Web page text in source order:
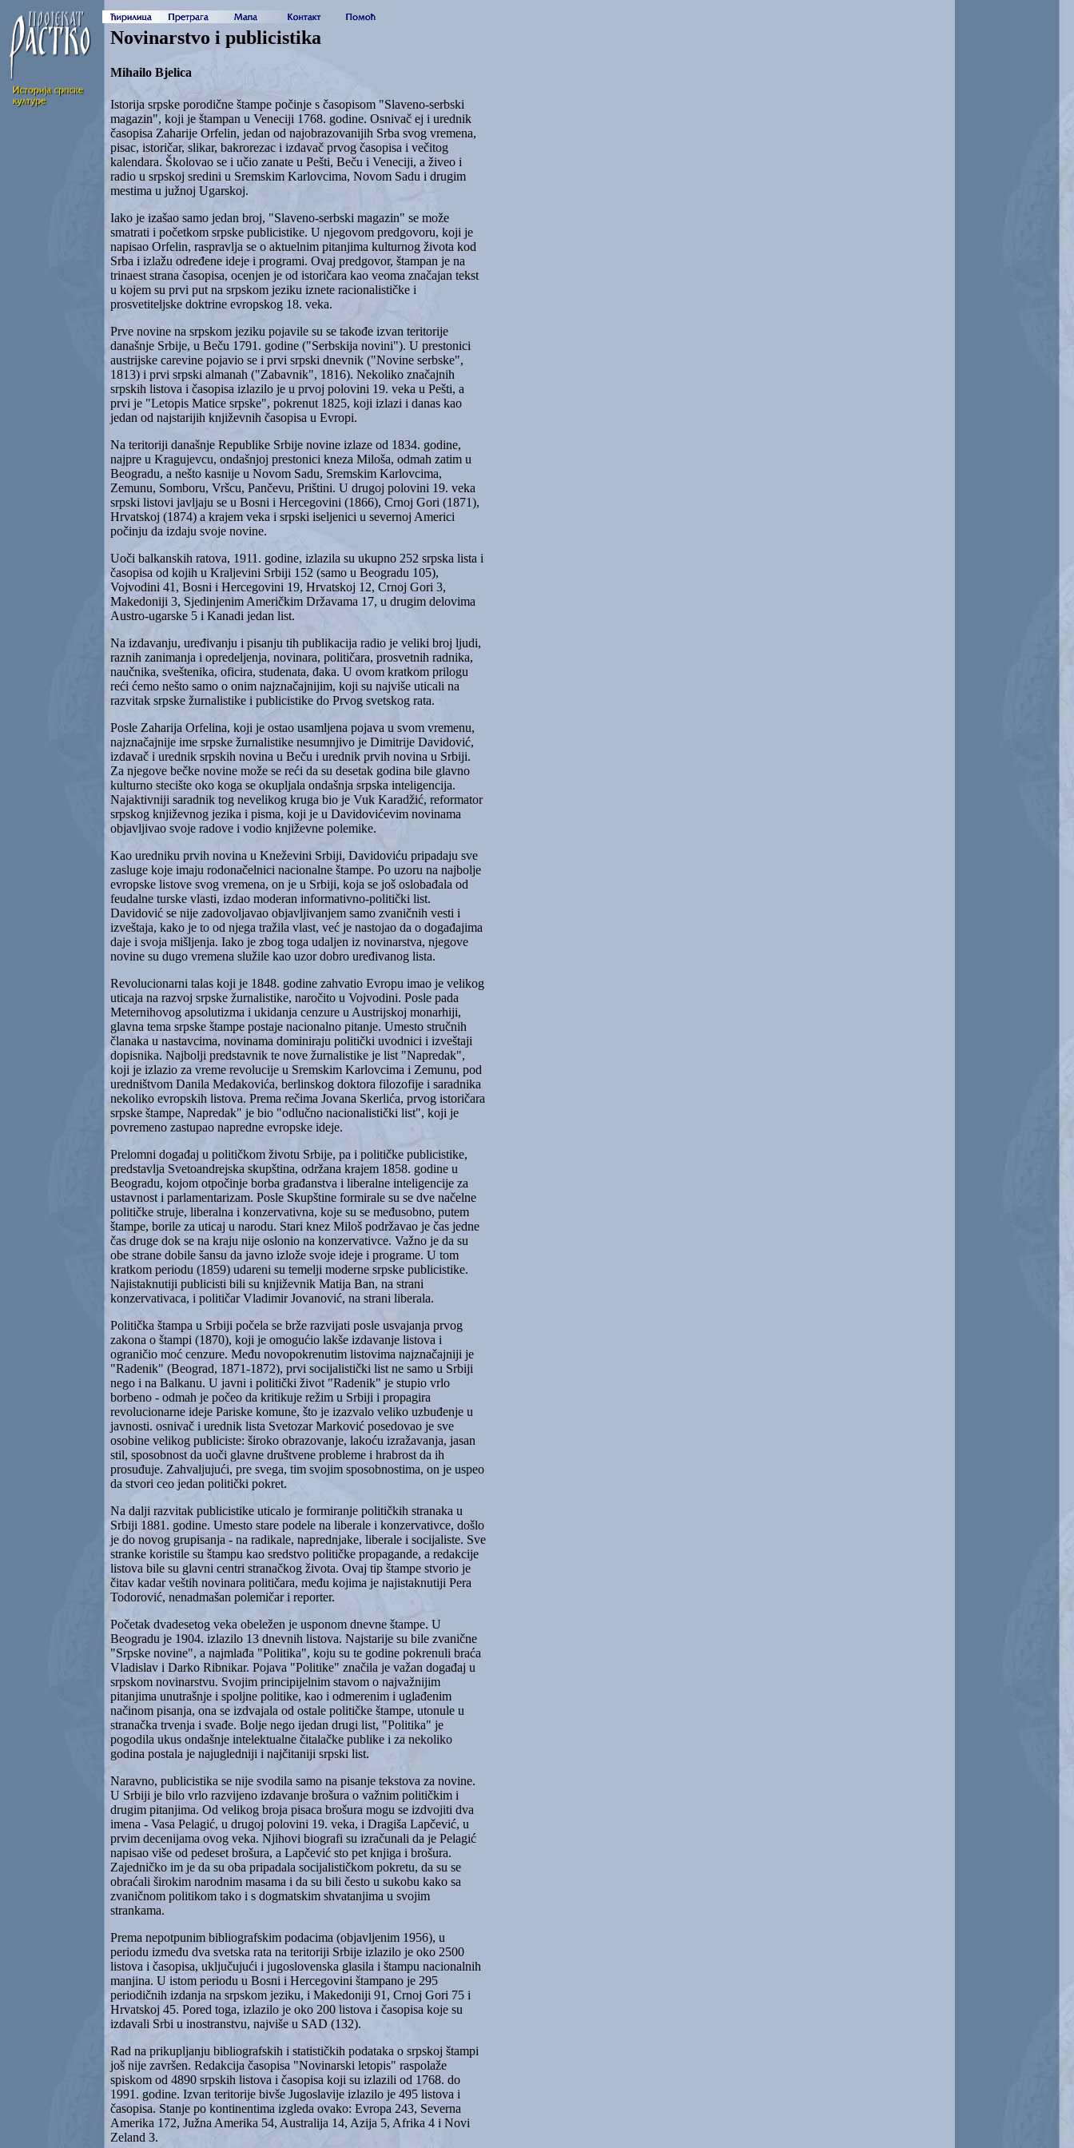
Novinarstvo i publicistika
Mihailo Bjelica
Istorija srpske porodične štampe počinje s časopisom "Slaveno-serbski
magazin", koji je štampan u Veneciji 1768. godine. Osnivač ej i urednik
časopisa Zaharije Orfelin, jedan od najobrazovanijih Srba svog vremena,
pisac, istoričar, slikar, bakrorezac i izdavač prvog časopisa i večitog
kalendara. Školovao se i učio zanate u Pešti, Beču i Veneciji, a živeo i
radio u srpskoj sredini u Sremskim Karlovcima, Novom Sadu i drugim
mestima u južnoj Ugarskoj.
Iako je izašao samo jedan broj, "Slaveno-serbski magazin" se može
smatrati i početkom srpske publicistike. U njegovom predgovoru, koji je
napisao Orfelin, raspravlja se o aktuelnim pitanjima kulturnog života kod
Srba i izlažu određene ideje i programi. Ovaj predgovor, štampan je na
trinaest strana časopisa, ocenjen je od istoričara kao veoma značajan tekst
u kojem su prvi put na srpskom jeziku iznete racionalističke i
prosvetiteljske doktrine evropskog 18. veka.
Prve novine na srpskom jeziku pojavile su se takođe izvan teritorije
današnje Srbije, u Beču 1791. godine ("Serbskija novini"). U prestonici
austrijske carevine pojavio se i prvi srpski dnevnik ("Novine serbske",
1813) i prvi srpski almanah ("Zabavnik", 1816). Nekoliko značajnih
srpskih listova i časopisa izlazilo je u prvoj polovini 19. veka u Pešti, a
prvi je "Letopis Matice srpske", pokrenut 1825, koji izlazi i danas kao
jedan od najstarijih književnih časopisa u Evropi.
Na teritoriji današnje Republike Srbije novine izlaze od 1834. godine,
najpre u Kragujevcu, ondašnjoj prestonici kneza Miloša, odmah zatim u
Beogradu, a nešto kasnije u Novom Sadu, Sremskim Karlovcima,
Zemunu, Somboru, Vršcu, Pančevu, Prištini. U drugoj polovini 19. veka
srpski listovi javljaju se u Bosni i Hercegovini (1866), Crnoj Gori (1871),
Hrvatskoj (1874) a krajem veka i srpski iseljenici u severnoj Americi
počinju da izdaju svoje novine.
Uoči balkanskih ratova, 1911. godine, izlazila su ukupno 252 srpska lista i
časopisa od kojih u Kraljevini Srbiji 152 (samo u Beogradu 105),
Vojvodini 41, Bosni i Hercegovini 19, Hrvatskoj 12, Crnoj Gori 3,
Makedoniji 3, Sjedinjenim Američkim Državama 17, u drugim delovima
Austro-ugarske 5 i Kanadi jedan list.
Na izdavanju, uređivanju i pisanju tih publikacija radio je veliki broj ljudi,
raznih zanimanja i opredeljenja, novinara, političara, prosvetnih radnika,
naučnika, sveštenika, oficira, studenata, đaka. U ovom kratkom prilogu
reći ćemo nešto samo o onim najznačajnijim, koji su najviše uticali na
razvitak srpske žurnalistike i publicistike do Prvog svetskog rata.
Posle Zaharija Orfelina, koji je ostao usamljena pojava u svom vremenu,
najznačajnije ime srpske žurnalistike nesumnjivo je Dimitrije Davidović,
izdavač i urednik srpskih novina u Beču i urednik prvih novina u Srbiji.
Za njegove bečke novine može se reći da su desetak godina bile glavno
kulturno stecište oko koga se okupljala ondašnja srpska inteligencija.
Najaktivniji saradnik tog nevelikog kruga bio je Vuk Karadžić, reformator
srpskog književnog jezika i pisma, koji je u Davidovićevim novinama
objavljivao svoje radove i vodio književne polemike.
Kao uredniku prvih novina u Kneževini Srbiji, Davidoviću pripadaju sve
zasluge koje imaju rodonačelnici nacionalne štampe. Po uzoru na najbolje
evropske listove svog vremena, on je u Srbiji, koja se još oslobađala od
feudalne turske vlasti, izdao moderan informativno-politički list.
Davidović se nije zadovoljavao objavljivanjem samo zvaničnih vesti i
izveštaja, kako je to od njega tražila vlast, već je nastojao da o događajima
daje i svoja mišljenja. Iako je zbog toga udaljen iz novinarstva, njegove
novine su dugo vremena služile kao uzor dobro uređivanog lista.
Revolucionarni talas koji je 1848. godine zahvatio Evropu imao je velikog
uticaja na razvoj srpske žurnalistike, naročito u Vojvodini. Posle pada
Meternihovog apsolutizma i ukidanja cenzure u Austrijskoj monarhiji,
glavna tema srpske štampe postaje nacionalno pitanje. Umesto stručnih
članaka u nastavcima, novinama dominiraju politički uvodnici i izveštaji
dopisnika. Najbolji predstavnik te nove žurnalistike je list "Napredak",
koji je izlazio za vreme revolucije u Sremskim Karlovcima i Zemunu, pod
uredništvom Danila Medakovića, berlinskog doktora filozofije i saradnika
nekoliko evropskih listova. Prema rečima Jovana Skerlića, prvog istoričara
srpske štampe, Napredak" je bio "odlučno nacionalistički list", koji je
povremeno zastupao napredne evropske ideje.
Prelomni događaj u političkom životu Srbije, pa i političke publicistike,
predstavlja Svetoandrejska skupština, održana krajem 1858. godine u
Beogradu, kojom otpočinje borba građanstva i liberalne inteligencije za
ustavnost i parlamentarizam. Posle Skupštine formirale su se dve načelne
političke struje, liberalna i konzervativna, koje su se međusobno, putem
štampe, borile za uticaj u narodu. Stari knez Miloš podržavao je čas jedne
čas druge dok se na kraju nije oslonio na konzervativce. Važno je da su
obe strane dobile šansu da javno izlože svoje ideje i programe. U tom
kratkom periodu (1859) udareni su temelji moderne srpske publicistike.
Najistaknutiji publicisti bili su književnik Matija Ban, na strani
konzervativaca, i političar Vladimir Jovanović, na strani liberala.
Politička štampa u Srbiji počela se brže razvijati posle usvajanja prvog
zakona o štampi (1870), koji je omogućio lakše izdavanje listova i
ograničio moć cenzure. Među novopokrenutim listovima najznačajniji je
"Radenik" (Beograd, 1871-1872), prvi socijalistički list ne samo u Srbiji
nego i na Balkanu. U javni i politički život "Radenik" je stupio vrlo
borbeno - odmah je počeo da kritikuje režim u Srbiji i propagira
revolucionarne ideje Pariske komune, što je izazvalo veliko uzbuđenje u
javnosti. osnivač i urednik lista Svetozar Marković posedovao je sve
osobine velikog publiciste: široko obrazovanje, lakoću izražavanja, jasan
stil, sposobnost da uoči glavne društvene probleme i hrabrost da ih
prosuđuje. Zahvaljujući, pre svega, tim svojim sposobnostima, on je uspeo
da stvori ceo jedan politički pokret.
Na dalji razvitak publicistike uticalo je formiranje političkih stranaka u
Srbiji 1881. godine. Umesto stare podele na liberale i konzervativce, došlo
je do novog grupisanja - na radikale, naprednjake, liberale i socijaliste. Sve
stranke koristile su štampu kao sredstvo političke propagande, a redakcije
listova bile su glavni centri stranačkog života. Ovaj tip štampe stvorio je
čitav kadar veštih novinara političara, među kojima je najistaknutiji Pera
Todorović, nenadmašan polemičar i reporter.
Početak dvadesetog veka obeležen je usponom dnevne štampe. U
Beogradu je 1904. izlazilo 13 dnevnih listova. Najstarije su bile zvanične
"Srpske novine", a najmlađa "Politika", koju su te godine pokrenuli braća
Vladislav i Darko Ribnikar. Pojava "Politike" značila je važan događaj u
srpskom novinarstvu. Svojim principijelnim stavom o najvažnijim
pitanjima unutrašnje i spoljne politike, kao i odmerenim i uglađenim
načinom pisanja, ona se izdvajala od ostale političke štampe, utonule u
stranačka trvenja i svađe. Bolje nego ijedan drugi list, "Politika" je
pogodila ukus ondašnje intelektualne čitalačke publike i za nekoliko
godina postala je najugledniji i najčitaniji srpski list.
Naravno, publicistika se nije svodila samo na pisanje tekstova za novine.
U Srbiji je bilo vrlo razvijeno izdavanje brošura o važnim političkim i
drugim pitanjima. Od velikog broja pisaca brošura mogu se izdvojiti dva
imena - Vasa Pelagić, u drugoj polovini 19. veka, i Dragiša Lapčević, u
prvim decenijama ovog veka. Njihovi biografi su izračunali da je Pelagić
napisao više od pedeset brošura, a Lapčević sto pet knjiga i brošura.
Zajedničko im je da su oba pripadala socijalističkom pokretu, da su se
obraćali širokim narodnim masama i da su bili često u sukobu kako sa
zvaničnom politikom tako i s dogmatskim shvatanjima u svojim
strankama.
Prema nepotpunim bibliografskim podacima (objavljenim 1956), u
periodu između dva svetska rata na teritoriji Srbije izlazilo je oko 2500
listova i časopisa, uključujući i jugoslovenska glasila i štampu nacionalnih
manjina. U istom periodu u Bosni i Hercegovini štampano je 295
periodičnih izdanja na srpskom jeziku, i Makedoniji 91, Crnoj Gori 75 i
Hrvatskoj 45. Pored toga, izlazilo je oko 200 listova i časopisa koje su
izdavali Srbi u inostranstvu, najviše u SAD (132).
Rad na prikupljanju bibliografskih i statističkih podataka o srpskoj štampi
još nije završen. Redakcija časopisa "Novinarski letopis" raspolaže
spiskom od 4890 srpskih listova i časopisa koji su izlazili od 1768. do
1991. godine. Izvan teritorije bivše Jugoslavije izlazilo je 495 listova i
časopisa. Stanje po kontinentima izgleda ovako: Evropa 243, Severna
Amerika 172, Južna Amerika 54, Australija 14, Azija 5, Afrika 4 i Novi
Zeland 3.